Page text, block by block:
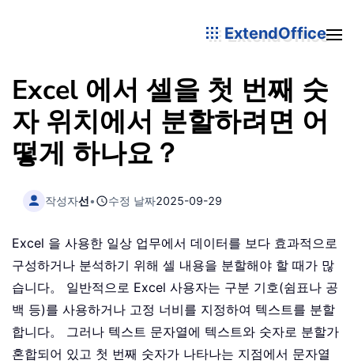
ExtendOffice
Excel 에서 셀을 첫 번째 숫
자 위치에서 분할하려면 어
떻게 하나요？
작성자선• 수정 날짜2025-09-29
Excel 을 사용한 일상 업무에서 데이터를 보다 효과적으로
구성하거나 분석하기 위해 셀 내용을 분할해야 할 때가 많
습니다。 일반적으로 Excel 사용자는 구분 기호(쉼표나 공
백 등)를 사용하거나 고정 너비를 지정하여 텍스트를 분할
합니다。 그러나 텍스트 문자열에 텍스트와 숫자로 분할가
혼합되어 있고 첫 번째 숫자가 나타나는 지점에서 문자열